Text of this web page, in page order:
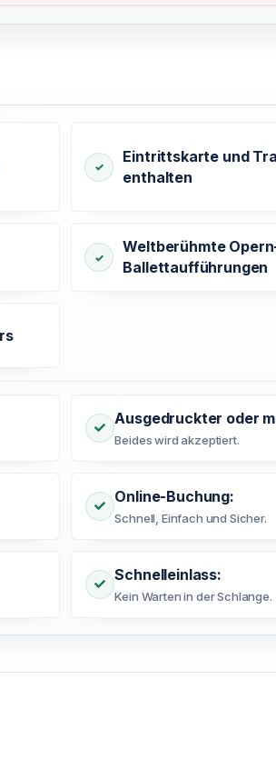
Eintrittskarte und
enthalten
Weltberühmte
Ballettaufführungen
Ausgedruckter oder
Beides wird akzeptiert.
Online-Buchung:
Schnell, Einfach und Sicher.
Schnelleinlass:
Kein Warten in der Schlange.